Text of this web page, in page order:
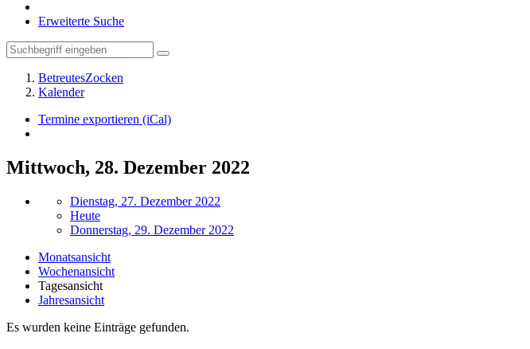
Erweiterte Suche
BetreutesZocken
Kalender
Termine exportieren (iCal)
Mittwoch, 28. Dezember 2022
Dienstag, 27. Dezember 2022
Heute
Donnerstag, 29. Dezember 2022
Monatsansicht
Wochenansicht
Tagesansicht
Jahresansicht
Es wurden keine Einträge gefunden.